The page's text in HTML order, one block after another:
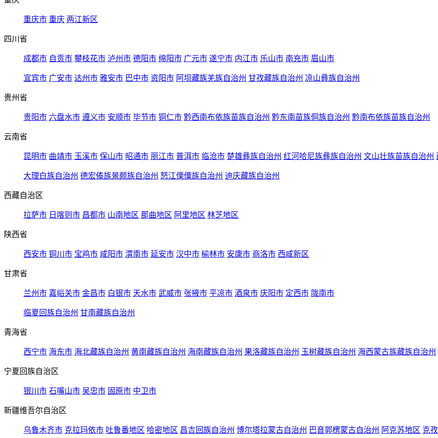
重庆市 重庆 两江新区
四川省
成都市 自贡市 攀枝花市 泸州市 德阳市 绵阳市 广元市 遂宁市 内江市 乐山市 南充市 眉山市
宜宾市 广安市 达州市 雅安市 巴中市 资阳市 阿坝藏族羌族自治州 甘孜藏族自治州 凉山彝族自治州
贵州省
贵阳市 六盘水市 遵义市 安顺市 毕节市 铜仁市 黔西南布依族苗族自治州 黔东南苗族侗族自治州 黔南布依族苗族自治州
云南省
昆明市 曲靖市 玉溪市 保山市 昭通市 丽江市 普洱市 临沧市 楚雄彝族自治州 红河哈尼族彝族自治州 文山壮族苗族自治州
大理白族自治州 德宏傣族景颇族自治州 怒江傈僳族自治州 迪庆藏族自治州
西藏自治区
拉萨市 日喀则市 昌都市 山南地区 那曲地区 阿里地区 林芝地区
陕西省
西安市 铜川市 宝鸡市 咸阳市 渭南市 延安市 汉中市 榆林市 安康市 商洛市 西咸新区
甘肃省
兰州市 嘉峪关市 金昌市 白银市 天水市 武威市 张掖市 平凉市 酒泉市 庆阳市 定西市 陇南市
临夏回族自治州 甘南藏族自治州
青海省
西宁市 海东市 海北藏族自治州 黄南藏族自治州 海南藏族自治州 果洛藏族自治州 玉树藏族自治州 海西蒙古族藏族自治州
宁夏回族自治区
银川市 石嘴山市 吴忠市 固原市 中卫市
新疆维吾尔自治区
乌鲁木齐市 克拉玛依市 吐鲁番地区 哈密地区 昌吉回族自治州 博尔塔拉蒙古自治州 巴音郭楞蒙古自治州 阿克苏地区 克